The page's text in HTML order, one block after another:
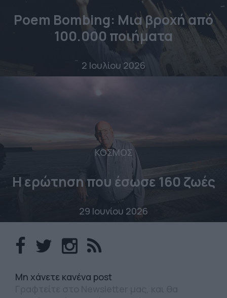
Poem Bombing: Mια βροχή από
100.000 ποιήματα
2 Ιουλίου 2026
ΚΟΣΜΟΣ
Η ερώτηση που έσωσε 160 ζωές
29 Ιουνίου 2026
Mη χάνετε κανένα post